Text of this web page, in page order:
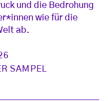
und die Bedrohung
wie für die
ab.
SAMPEL